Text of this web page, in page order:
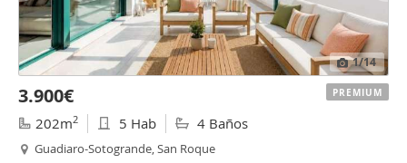
1/14
3.900€
202m2 5 Hab 4 Baños
Guadiaro-Sotogrande, San Roque
PREMIUM